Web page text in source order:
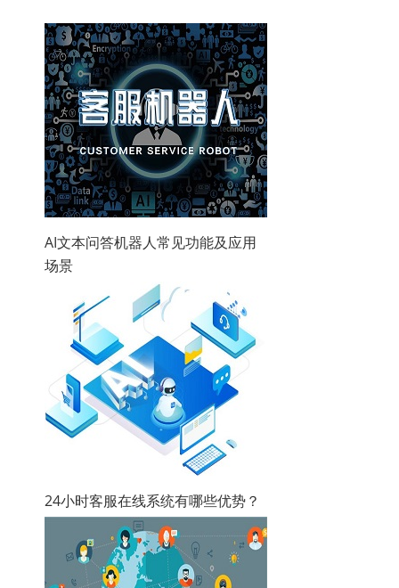
AI文本问答机器人常见功能及应用
场景
24小时客服在线系统有哪些优势？